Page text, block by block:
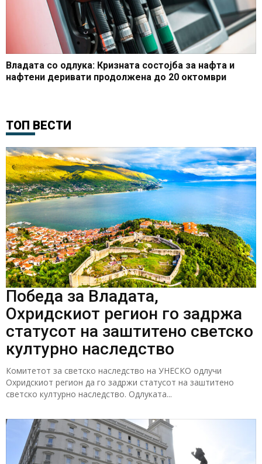
Владата со одлука: Кризната состојба за нафта и
нафтени деривати продолжена до 20 октомври
ТОП ВЕСТИ
Победа за Владата,
Охридскиот регион го задржа
статусот на заштитено светско
културно наследство
Комитетот за светско наследство на УНЕСКО одлучи
Охридскиот регион да го задржи статусот на заштитено
светско културно наследство. Одлуката...